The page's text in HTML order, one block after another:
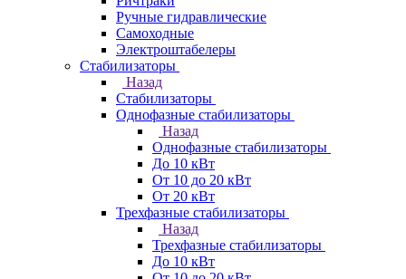
Ручные гидравлические
Самоходные
Электроштабелеры
Стабилизаторы
Назад
Стабилизаторы
Однофазные стабилизаторы
Назад
Однофазные стабилизаторы
До 10 кВт
От 10 до 20 кВт
От 20 кВт
Трехфазные стабилизаторы
Назад
Трехфазные стабилизаторы
До 10 кВт